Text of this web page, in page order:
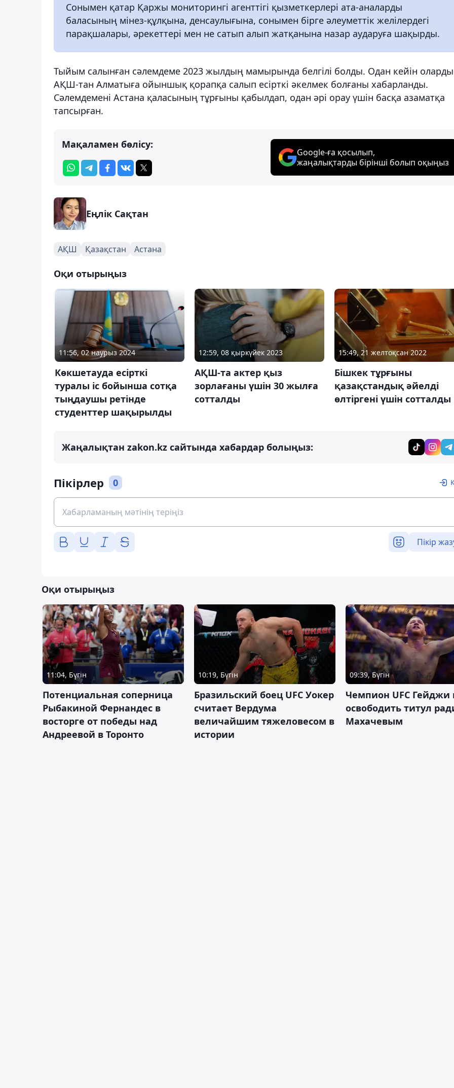
Сонымен қатар Қаржы мониторингі агенттігі қызметкерлері ата-аналарды
баласының мінез-құлқына, денсаулығына, сонымен бірге әлеуметтік желілердегі
парақшалары, әрекеттері мен не сатып алып жатқанына назар аударуға шақырды.
Тыйым салынған сәлемдеме 2023 жылдың мамырында белгілі болды. Одан кейін
АҚШ-тан Алматыға ойыншық қорапқа салып есірткі әкелмек болғаны хабарланды.
Сәлемдемені Астана қаласының тұрғыны қабылдап, одан әрі орау үшін басқа азаматқа
тапсырған.
Мақаламен бөлісу:
Google-ға қосылып,
жаңалықтарды бірінші болып оқыңыз
Еңлік Сақтан
АҚШ Қазақстан Астана
Оқи отырыңыз
11:56, 02 наурыз 2024
Көкшетауда есірткі
туралы іс бойынша сотқа
тыңдаушы ретінде
студенттер шақырылды
12:59, 08 қыркүйек 2023
АҚШ-та актер қыз
зорлағаны үшін 30 жылға
сотталды
15:49, 21 желтоқсан 2022
Бішкек тұрғыны
қазақстандық әйелді
өлтіргені үшін сотталды
Жаңалықтан zakon.kz сайтында хабардар болыңыз:
Пікірлер 0
Пікір
Оқи отырыңыз
11:04, Бүгін
Потенциальная соперница
Рыбакиной Фернандес в
восторге от победы над
Андреевой в Торонто
10:19, Бүгін
Бразильский боец UFC Уокер
считает Вердума
величайшим тяжеловесом в
истории
09:39, Бүгін
Чемпион UFC
освободить титул
Махачевым